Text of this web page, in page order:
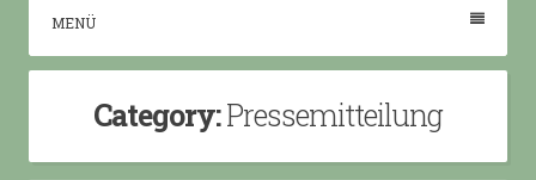
MENÜ
Category:Pressemitteilung